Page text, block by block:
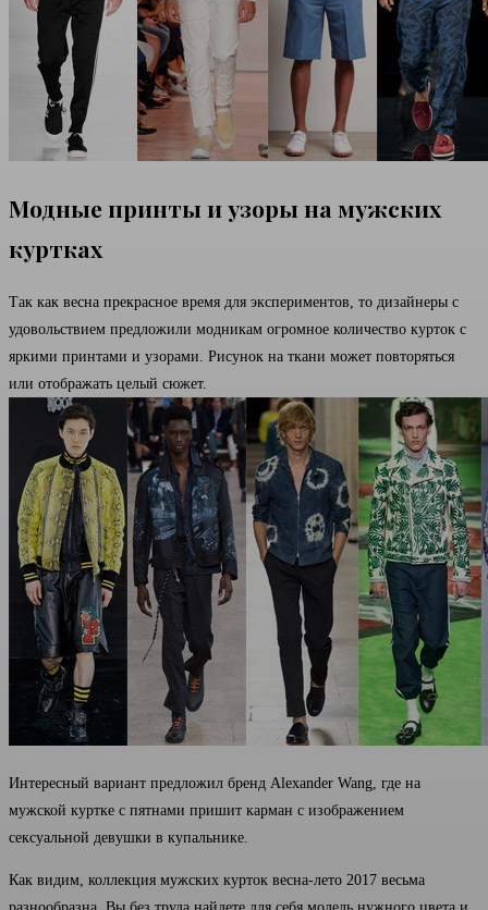
Модные принты и узоры на мужских
куртках
Так как весна прекрасное время для экспериментов, то дизайнеры с
удовольствием предложили модникам огромное количество курток с
яркими принтами и узорами. Рисунок на ткани может повторяться
или отображать целый сюжет.
Интересный вариант предложил бренд Alexander Wang, где на
мужской куртке с пятнами пришит карман с изображением
сексуальной девушки в купальнике.
Как видим, коллекция мужских курток весна-лето 2017 весьма